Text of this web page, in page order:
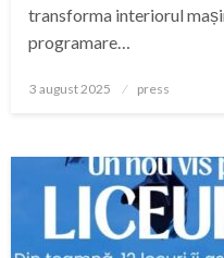
transforma interiorul
programare…
Posted
3 august 2025 press